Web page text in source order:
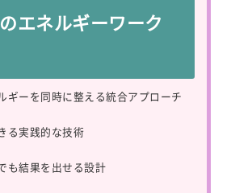
エネルギーワーク
ギーを同時に整える統合アプローチ
る実践的な技術
も結果を出せる設計